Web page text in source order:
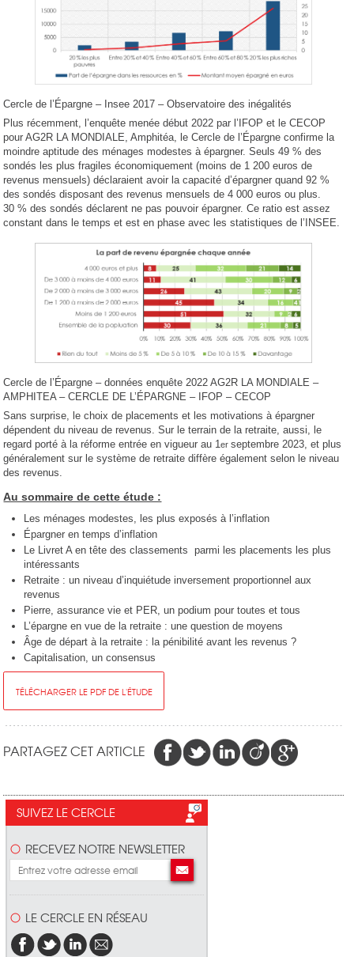
Cercle de l’Épargne – Insee 2017 – Observatoire des inégalités
Plus récemment, l’enquête menée début 2022 par l’IFOP et le CECOP
pour AG2R LA MONDIALE, Amphitéa, le Cercle de l’Épargne confirme la
moindre aptitude des ménages modestes à épargner. Seuls 49 % des
sondés les plus fragiles économiquement (moins de 1 200 euros de
revenus mensuels) déclaraient avoir la capacité d’épargner quand 92 %
des sondés disposant des revenus mensuels de 4 000 euros ou plus.
30 % des sondés déclarent ne pas pouvoir épargner. Ce ratio est assez
constant dans le temps et est en phase avec les statistiques de l’INSEE.
Cercle de l’Épargne – données enquête 2022 AG2R LA MONDIALE –
AMPHITEA – CERCLE DE L’ÉPARGNE – IFOP – CECOP
Sans surprise, le choix de placements et les motivations à épargner
dépendent du niveau de revenus. Sur le terrain de la retraite, aussi, le
regard porté à la réforme entrée en vigueur au 1erseptembre 2023, et plus
généralement sur le système de retraite diffère également selon le niveau
des revenus.
Au sommaire de cette étude :
Les ménages modestes, les plus exposés à l’inflation
Épargner en temps d’inflation
Le Livret A en tête des classements parmi les placements les plus
intéressants
Retraite : un niveau d’inquiétude inversement proportionnel aux
revenus
Pierre, assurance vie et PER, un podium pour toutes et tous
L’épargne en vue de la retraite : une question de moyens
Âge de départ à la retraite : la pénibilité avant les revenus ?
Capitalisation, un consensus
TÉLÉCHARGER LE PDF DE L'ÉTUDE
PARTAGEZ CET ARTICLE
SUIVEZ LE CERCLE
RECEVEZ NOTRE NEWSLETTER
LE CERCLE EN RÉSEAU